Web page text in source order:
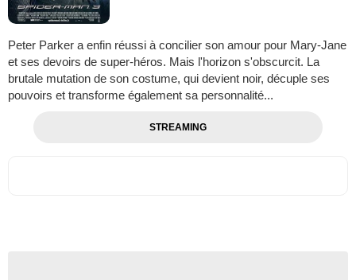
Peter Parker a enfin réussi à concilier son amour pour Mary-Jane
et ses devoirs de super-héros. Mais l'horizon s'obscurcit. La
brutale mutation de son costume, qui devient noir, décuple ses
pouvoirs et transforme également sa personnalité...
STREAMING